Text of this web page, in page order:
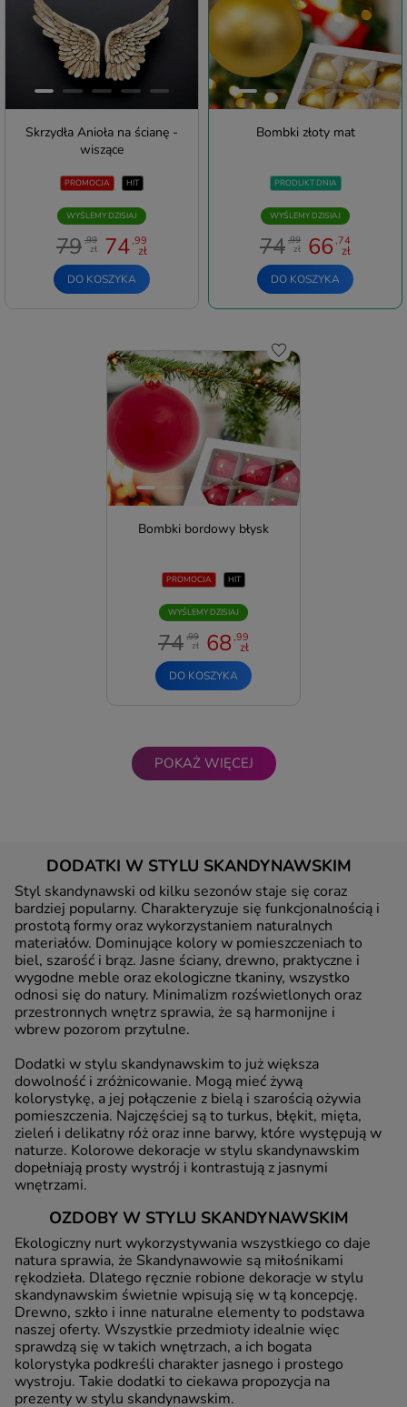
Skrzydła Anioła na ścianę -
wiszące
PROMOCJA HIT
WYŚLEMY DZISIAJ
79 ,99
zł 74,99
zł
DO KOSZYKA
Bombki złoty mat
PRODUKT DNIA
WYŚLEMY DZISIAJ
74 ,99
zł 66 ,74
zł
DO KOSZYKA
Do schowka
Bombki bordowy błysk
PROMOCJA HIT
WYŚLEMY DZISIAJ
74 ,99
zł 68 ,99
zł
DO KOSZYKA
POKAŻ WIĘCEJ
DODATKI W STYLU SKANDYNAWSKIM
Styl skandynawski od kilku sezonów staje się coraz
bardziej popularny. Charakteryzuje się funkcjonalnością i
prostotą formy oraz wykorzystaniem naturalnych
materiałów. Dominujące kolory w pomieszczeniach to
biel, szarość i brąz. Jasne ściany, drewno, praktyczne i
wygodne meble oraz ekologiczne tkaniny, wszystko
odnosi się do natury. Minimalizm rozświetlonych oraz
przestronnych wnętrz sprawia, że są harmonijne i
wbrew pozorom przytulne.
Dodatki w stylu skandynawskim to już większa
dowolność i zróżnicowanie. Mogą mieć żywą
kolorystykę, a jej połączenie z bielą i szarością ożywia
pomieszczenia. Najczęściej są to turkus, błękit, mięta,
zieleń i delikatny róż oraz inne barwy, które występują w
naturze. Kolorowe dekoracje w stylu skandynawskim
dopełniają prosty wystrój i kontrastują z jasnymi
wnętrzami.
OZDOBY W STYLU SKANDYNAWSKIM
Ekologiczny nurt wykorzystywania wszystkiego co daje
natura sprawia, że Skandynawowie są miłośnikami
rękodzieła. Dlatego ręcznie robione dekoracje w stylu
skandynawskim świetnie wpisują się w tą koncepcję.
Drewno, szkło i inne naturalne elementy to podstawa
naszej oferty. Wszystkie przedmioty idealnie więc
sprawdzą się w takich wnętrzach, a ich bogata
kolorystyka podkreśli charakter jasnego i prostego
wystroju. Takie dodatki to ciekawa propozycja na
prezenty w stylu skandynawskim.